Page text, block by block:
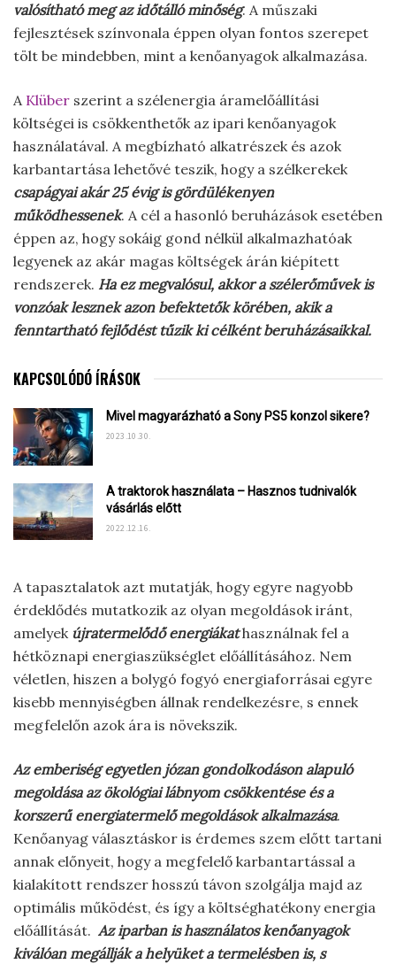
valósítható meg az időtálló minőség. A műszaki
fejlesztések színvonala éppen olyan fontos szerepet
tölt be mindebben, mint a kenőanyagok alkalmazása.
A Klüber szerint a szélenergia áramelőállítási
költségei is csökkenthetők az ipari kenőanyagok
használatával. A megbízható alkatrészek és azok
karbantartása lehetővé teszik, hogy a szélkerekek
csapágyai akár 25 évig is gördülékenyen
működhessenek. A cél a hasonló beruházások esetében
éppen az, hogy sokáig gond nélkül alkalmazhatóak
legyenek az akár magas költségek árán kiépített
rendszerek. Ha ez megvalósul, akkor a szélerőművek is
vonzóak lesznek azon befektetők körében, akik a
fenntartható fejlődést tűzik ki célként beruházásaikkal.
KAPCSOLÓDÓ ÍRÁSOK
Mivel magyarázható a Sony PS5 konzol sikere?
2023.10.30.
A traktorok használata – Hasznos tudnivalók
vásárlás előtt
2022.12.16.
A tapasztalatok azt mutatják, hogy egyre nagyobb
érdeklődés mutatkozik az olyan megoldások iránt,
amelyek újratermelődő energiákathasználnak fel a
hétköznapi energiaszükséglet előállításához. Nem
véletlen, hiszen a bolygó fogyó energiaforrásai egyre
kisebb mennyiségben állnak rendelkezésre, s ennek
megfelelőn azok ára is növekszik.
Az emberiség egyetlen józan gondolkodáson alapuló
megoldása az ökológiai lábnyom csökkentése és a
korszerű energiatermelő megoldások alkalmazása.
Kenőanyag választáskor is érdemes szem előtt tartani
annak előnyeit, hogy a megfelelő karbantartással a
kialakított rendszer hosszú távon szolgálja majd az
optimális működést, és így a költséghatékony energia
előállítását. Az iparban is használatos kenőanyagok
kiválóan megállják a helyüket a termelésben is, s